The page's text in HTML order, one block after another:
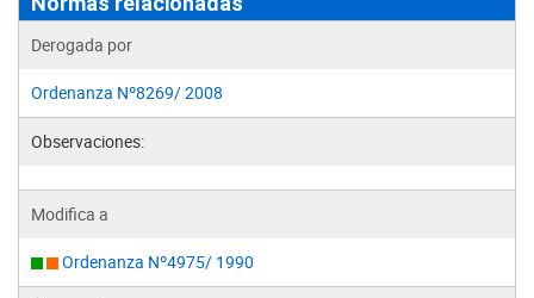
Derogada por
Ordenanza Nº8269/ 2008
Observaciones:
Modifica a
Ordenanza Nº4975/ 1990